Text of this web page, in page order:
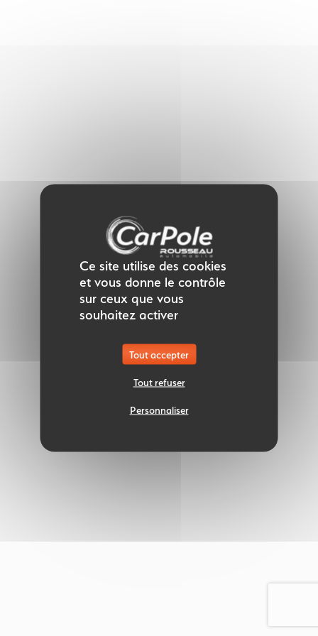
Ce site utilise des cookies
et vous donne le contrôle
sur ceux que vous
souhaitez activer
Tout accepter
Tout refuser
Personnaliser